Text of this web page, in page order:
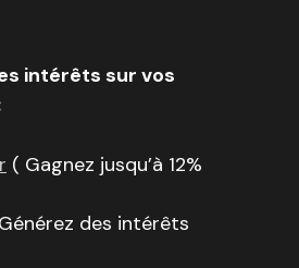
intérêts sur vos
( Gagnez jusqu’à 12%
des intérêts